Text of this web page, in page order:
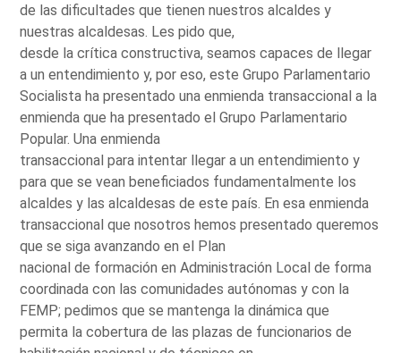
de las dificultades que tienen nuestros alcaldes y
nuestras alcaldesas. Les pido que,
desde la crítica constructiva, seamos capaces de llegar
a un entendimiento y, por eso, este Grupo Parlamentario
Socialista ha presentado una enmienda transaccional a la
enmienda que ha presentado el Grupo Parlamentario
Popular. Una enmienda
transaccional para intentar llegar a un entendimiento y
para que se vean beneficiados fundamentalmente los
alcaldes y las alcaldesas de este país. En esa enmienda
transaccional que nosotros hemos presentado queremos
que se siga avanzando en el Plan
nacional de formación en Administración Local de forma
coordinada con las comunidades autónomas y con la
FEMP; pedimos que se mantenga la dinámica que
permita la cobertura de las plazas de funcionarios de